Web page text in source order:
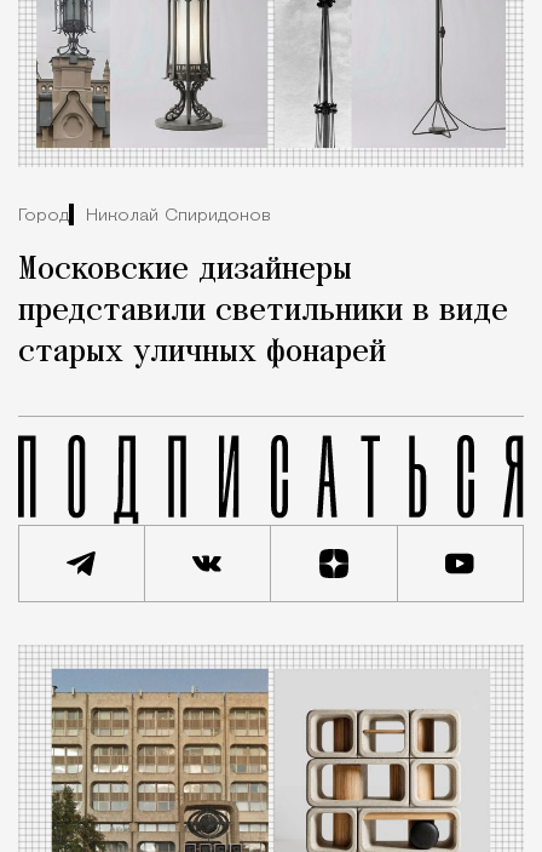
Город Николай Спиридонов
Московские дизайнеры
представили светильники в виде
старых уличных фонарей